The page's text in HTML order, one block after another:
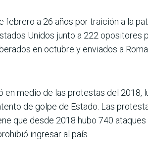
febrero a 26 años por traición a la
Unidos junto a 222 opositores
en octubre y enviados a
medio de las protestas del 2018,
de golpe de Estado. Las
que desde 2018 hubo 740
ingresar al país.